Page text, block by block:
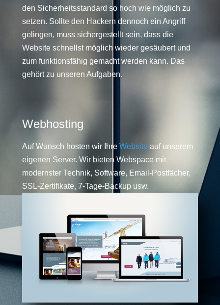
den Sicherheitsstandard so hoch wie möglich zu
setzen. Sollte den Hackern dennoch ein Angriff
gelingen, muss sichergestellt sein, dass die
Website schnellst möglich wieder gesäubert und
zum funktionsfähig gemacht werden kann. Das
gehört zu unseren Aufgaben.
Webhosting
Auf Wunsch hosten wir Ihre Website auf unserem
eigenen Server. Wir bieten Webspace mit
modernster Technik, Software, Email-Postfächer,
SSL-Zertifikate, 7-Tage-Backup usw.